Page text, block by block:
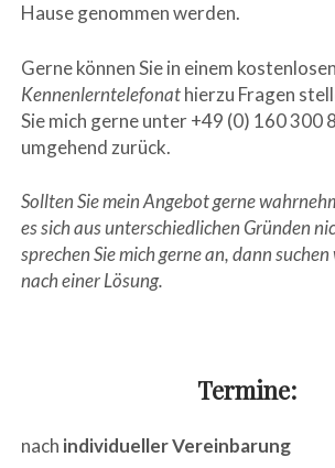
Hause genommen werden.
Gerne können Sie in einem kostenlosen
Kennenlerntelefonathierzu Fragen
Sie mich gerne unter +49 (0) 160 300
umgehend zurück.
Sollten Sie mein Angebot gerne
es sich aus unterschiedlichen Gründen
sprechen Sie mich gerne an, dann
nach einer Lösung.
Termine:
nach individueller Vereinbarung